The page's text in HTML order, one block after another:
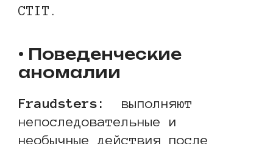
CTIT.
• Поведенческие
аномалии
Fraudsters:
выполняют
непоследовательные и
необычные действия после